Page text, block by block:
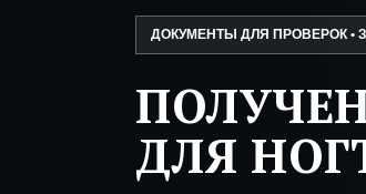
ДОКУМЕНТЫ ДЛЯ ПРОВЕРОК •
ДЛЯ